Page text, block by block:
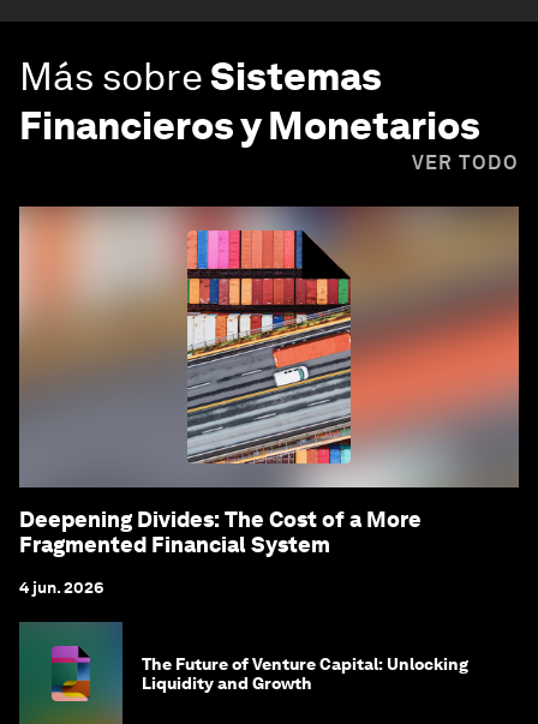
Más sobreSistemas
Financieros y Monetarios
VER TODO
Deepening Divides: The Cost of a More
Fragmented Financial System
4 jun. 2026
The Future of Venture Capital: Unlocking
Liquidity and Growth